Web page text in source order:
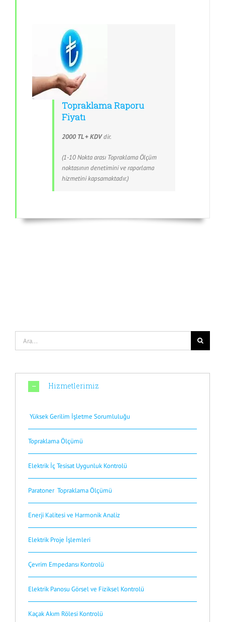
Topraklama Raporu
Fiyatı
2000 TL + KDVdir.
(1-10 Nokta arası Topraklama Ölçüm
noktasının denetimini ve raporlama
hizmetini kapsamaktadır.)
Hizmetlerimiz
Yüksek Gerilim İşletme Sorumluluğu
Topraklama Ölçümü
Elektrik İç Tesisat Uygunluk Kontrolü
Paratoner Topraklama Ölçümü
Enerji Kalitesi ve Harmonik Analiz
Elektrik Proje İşlemleri
Çevrim Empedansı Kontrolü
Elektrik Panosu Görsel ve Fiziksel Kontrolü
Kaçak Akım Rölesi Kontrolü